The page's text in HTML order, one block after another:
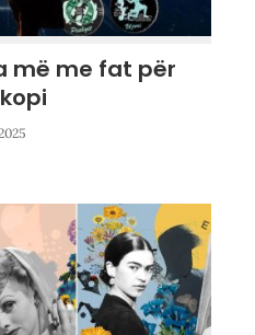
më me fat për